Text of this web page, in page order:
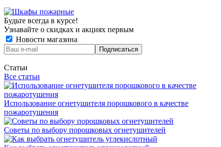
Будьте всегда в курсе!
Узнавайте о скидках и акциях первым
Новости магазина
Статьи
Все статьи
Использование огнетушителя порошкового в качестве
пожаротушения
Советы по выбору порошковых огнетушителей